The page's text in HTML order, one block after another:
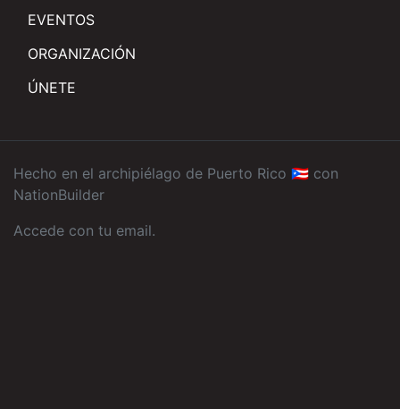
EVENTOS
ORGANIZACIÓN
ÚNETE
Hecho en el archipiélago de Puerto Rico 🇵🇷 con
NationBuilder
Accede con tu email.